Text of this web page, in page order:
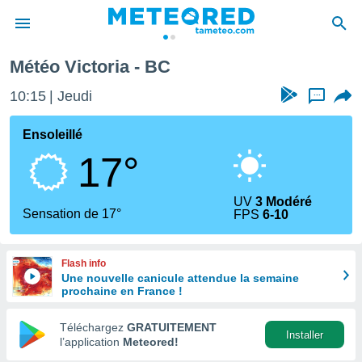
de
en
Météo Victoria - BC
10:15 Jeudi ...
Ensoleillé
17°
Sensation de 17°
UV3 Modéré
FPS6-10
Flash info
Une nouvelle canicule attendue la semaine
prochaine en France !
Téléchargez GRATUITEMENT
l’application Meteored!
Installer